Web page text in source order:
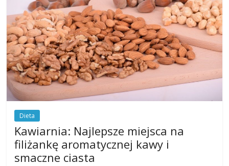
Dieta
Kawiarnia: Najlepsze miejsca na
filiżankę aromatycznej kawy i
smaczne ciasta